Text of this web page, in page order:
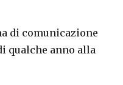
di comunicazione
qualche anno alla